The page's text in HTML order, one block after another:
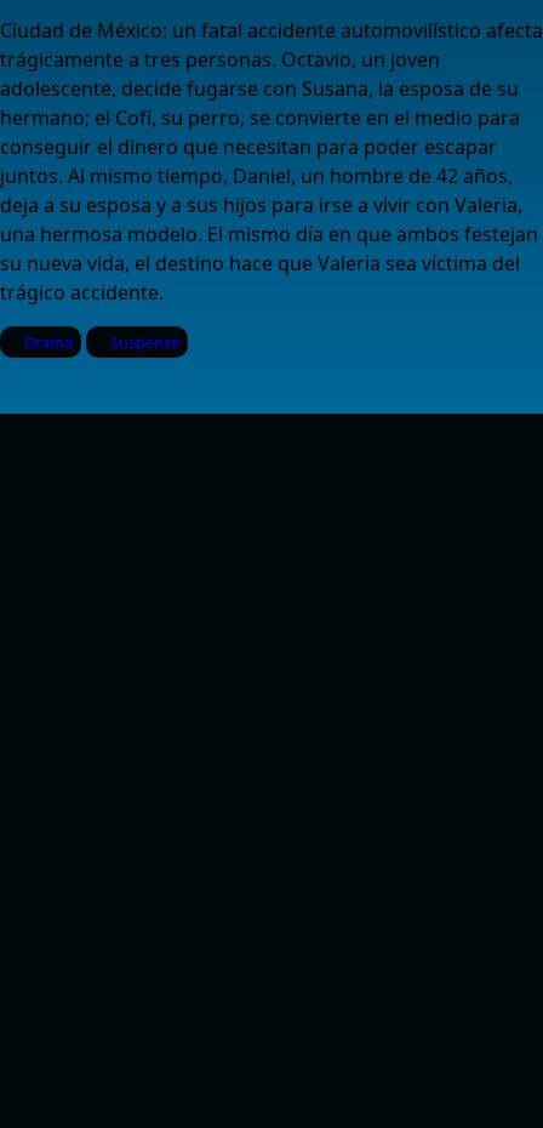
Ciudad de México: un fatal accidente automovilístico afecta
trágicamente a tres personas. Octavio, un joven
adolescente, decide fugarse con Susana, la esposa de su
hermano; el Cofí, su perro, se convierte en el medio para
conseguir el dinero que necesitan para poder escapar
juntos. Al mismo tiempo, Daniel, un hombre de 42 años,
deja a su esposa y a sus hijos para irse a vivir con Valeria,
una hermosa modelo. El mismo día en que ambos festejan
su nueva vida, el destino hace que Valeria sea víctima del
trágico accidente.
Drama Suspense